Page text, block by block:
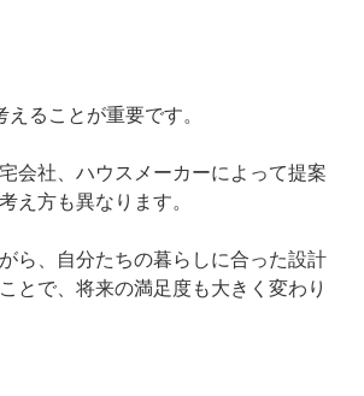
ることが重要です。
会社、ハウスメーカーによって提案
え方も異なります。
ら、自分たちの暮らしに合った設計
とで、将来の満足度も大きく変わり